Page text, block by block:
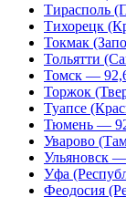
Тирасполь
Тихорецк
Токмак
Тольятти
Томск —
Торжок
Туапсе
Тюмень —
Уварово
Ульяновск
Уфа
Феодосия